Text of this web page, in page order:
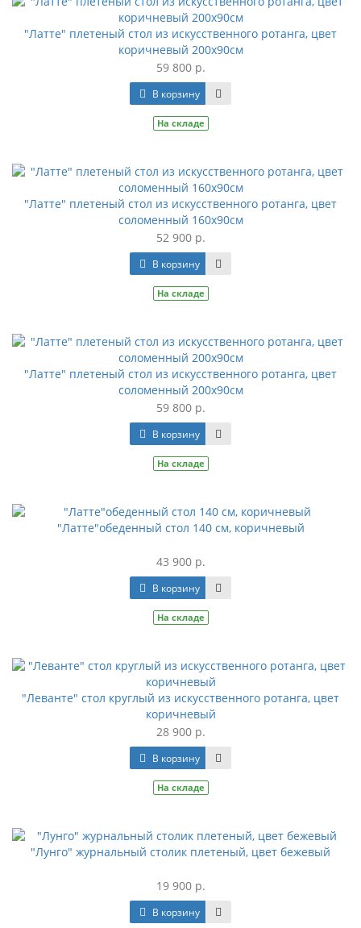
"Латте" плетеный стол из искусственного ротанга, цвет
коричневый 200х90см
59 800 р.
В корзину
На складе
"Латте" плетеный стол из искусственного ротанга, цвет
соломенный 160х90см
52 900 р.
В корзину
На складе
"Латте" плетеный стол из искусственного ротанга, цвет
соломенный 200х90см
59 800 р.
В корзину
На складе
"Латте"обеденный стол 140 см, коричневый
43 900 р.
В корзину
На складе
"Леванте" стол круглый из искусственного ротанга, цвет
коричневый
28 900 р.
В корзину
На складе
"Лунго" журнальный столик плетеный, цвет бежевый
19 900 р.
В корзину